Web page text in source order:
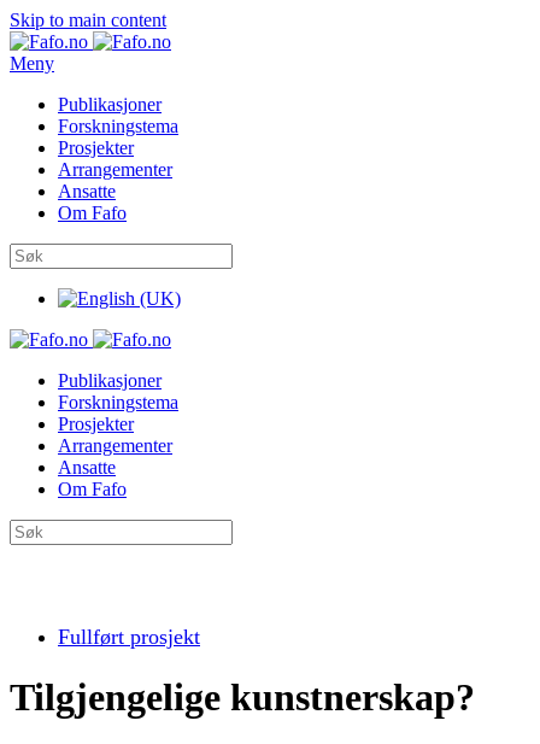
Skip to main content
Meny
Publikasjoner
Forskningstema
Prosjekter
Arrangementer
Ansatte
Om Fafo
Publikasjoner
Forskningstema
Prosjekter
Arrangementer
Ansatte
Om Fafo
Fullført prosjekt
Tilgjengelige kunstnerskap?